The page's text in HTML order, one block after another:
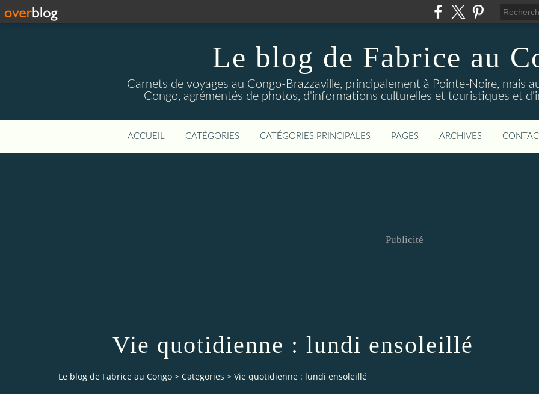
Le blog de Fabrice au
Carnets de voyages au Congo-Brazzaville, principalement à Pointe-Noire, mais
Congo, agrémentés de photos, d'informations culturelles et touristiques et
ACCUEIL CATÉGORIES CATÉGORIES PRINCIPALES PAGES ARCHIVES
Publicité
Vie quotidienne : lundi ensoleillé
Le blog de Fabrice au Congo > Categories > Vie quotidienne : lundi ensoleillé